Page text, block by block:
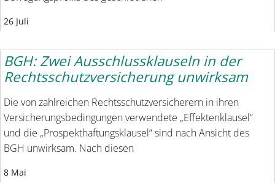
26 Juli
BGH: Zwei Ausschlussklauseln in der
Rechtsschutzversicherung unwirksam
Die von zahlreichen Rechtsschutzversicherern in ihren
Versicherungsbedingungen verwendete „Effektenklausel“
und die „Prospekthaftungsklausel“ sind nach Ansicht des
BGH unwirksam. Nach diesen
8 Mai